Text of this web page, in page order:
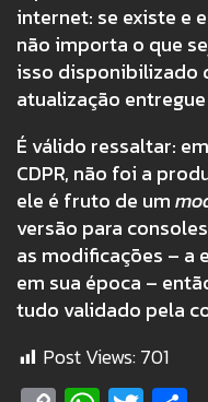
internet: se existe e
não importa o que
isso disponibilizado
atualização
É válido ressaltar:
CDPR, não foi a
ele é fruto de um
versão para
as modificações – a
em sua época –
tudo validado pela
Post Views:701